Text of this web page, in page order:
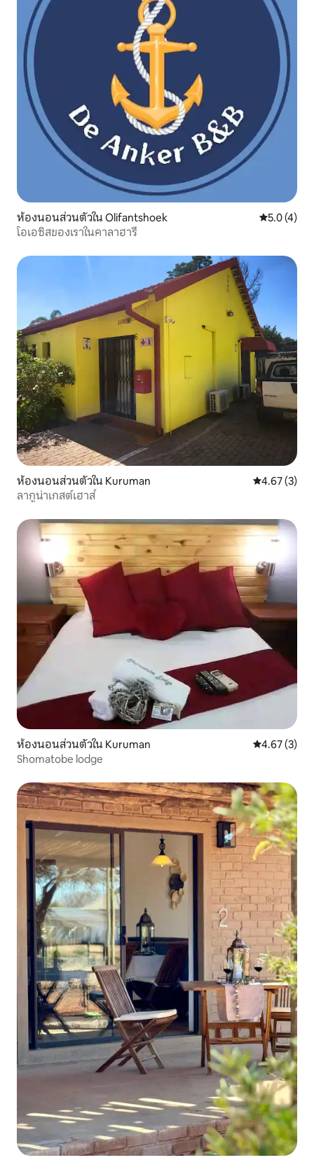
ห้องนอนส่วนตัวใน Olifantshoek คะแนนเฉลี่
5.0 (4)
โอเอซิสของเราในคาลาฮารี
ห้องนอนส่วนตัวใน Kuruman คะแนนเฉลี่ย
4.67 (3)
ลากูน่าเกสต์เฮาส์
ห้องนอนส่วนตัวใน Kuruman คะแนนเฉลี่ย
4.67 (3)
Shomatobe lodge